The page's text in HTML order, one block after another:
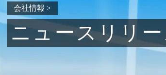
会社情報 >
ニュースリリー